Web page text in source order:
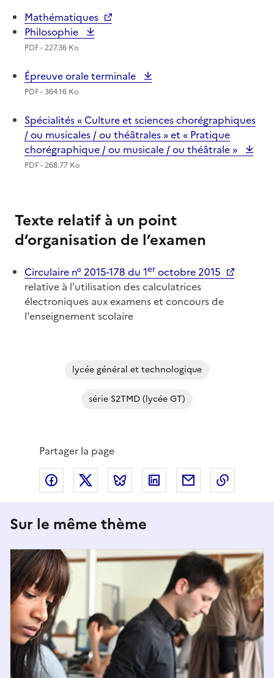
Mathématiques
Philosophie
PDF - 227.36 Ko
Épreuve orale terminale
PDF - 364.16 Ko
Spécialités « Culture et sciences chorégraphiques
/ ou musicales / ou théâtrales » et « Pratique
chorégraphique / ou musicale / ou théâtrale »
PDF - 268.77 Ko
Texte relatif à un point
d’organisation de l’examen
Circulaire n° 2015-178 du 1er octobre 2015
relative à l'utilisation des calculatrices
électroniques aux examens et concours de
l'enseignement scolaire
lycée général et technologique
série S2TMD (lycée GT)
Partager la page
Partager via Facebook
Partager via XPartager via Bluesky
Partager via LinkedIn
Partager par
Sur le même thème